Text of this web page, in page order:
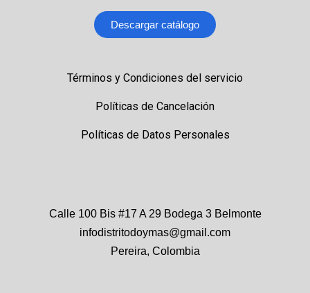
Descargar catálogo
Términos y Condiciones del servicio
Políticas de Cancelación
Políticas de Datos Personales
Calle 100 Bis #17 A 29 Bodega 3 Belmonte
infodistritodoymas@gmail.com
Pereira, Colombia